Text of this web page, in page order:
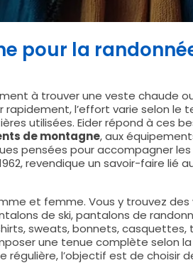
pour la
à trouver une veste chaude
l’effort varie selon le
utilisées. Eider répond à ces
de montagne, aux
pensées pour accompagner
revendique un savoir-faire lié
et femme. Vous y trouvez
de ski, pantalons de
sweats, bonnets, casquettes,
une tenue complète selon la
l’objectif est de choisir